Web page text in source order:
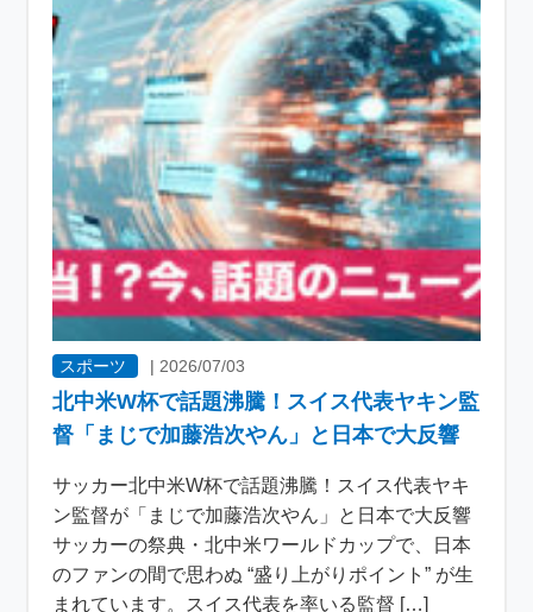
スポーツ | 2026/07/03
北中米W杯で話題沸騰！スイス代表ヤキン監
督「まじで加藤浩次やん」と日本で大反響
サッカー北中米W杯で話題沸騰！スイス代表ヤキ
ン監督が「まじで加藤浩次やん」と日本で大反響
サッカーの祭典・北中米ワールドカップで、日本
のファンの間で思わぬ “盛り上がりポイント” が生
まれています。スイス代表を率いる監督 […]